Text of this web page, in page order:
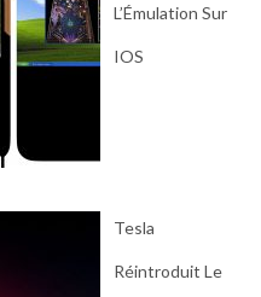
L’Émulation Sur
IOS
Tesla
Réintroduit Le